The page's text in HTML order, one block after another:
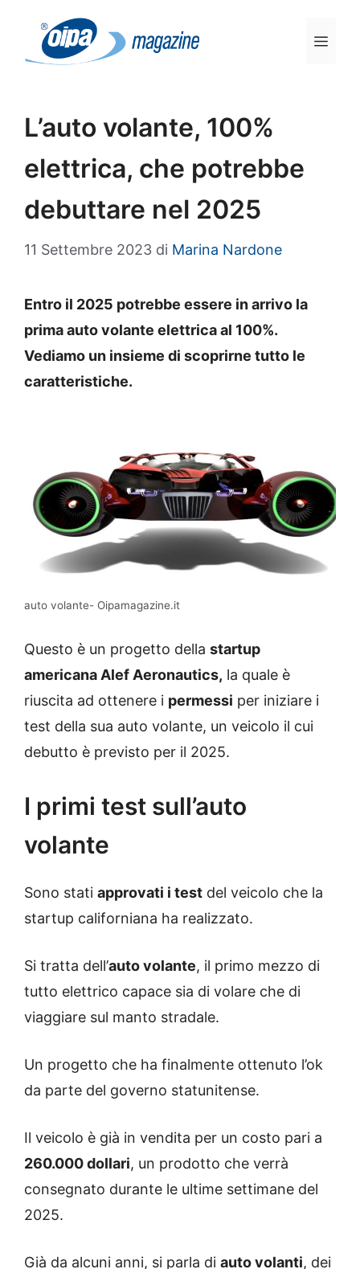
contenuto
L’auto volante, 100%
elettrica, che potrebbe
debuttare nel 2025
11 Settembre 2023 di Marina Nardone
Entro il 2025 potrebbe essere in arrivo la
prima auto volante elettrica al 100%.
Vediamo un insieme di scoprirne tutto le
caratteristiche.
auto volante- Oipamagazine.it
Questo è un progetto della startup
americana Alef Aeronautics, la quale è
riuscita ad ottenere i permessi per iniziare i
test della sua auto volante, un veicolo il cui
debutto è previsto per il 2025.
I primi test sull’auto
volante
Sono stati approvati i test del veicolo che la
startup californiana ha realizzato.
Si tratta dell’auto volante, il primo mezzo di
tutto elettrico capace sia di volare che di
viaggiare sul manto stradale.
Un progetto che ha finalmente ottenuto l’ok
da parte del governo statunitense.
Il veicolo è già in vendita per un costo pari a
260.000 dollari, un prodotto che verrà
consegnato durante le ultime settimane del
2025.
Già da alcuni anni, si parla di auto volanti, dei